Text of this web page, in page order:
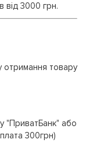
від 3000 грн.
отримання товару
"ПриватБанк" або
300грн)